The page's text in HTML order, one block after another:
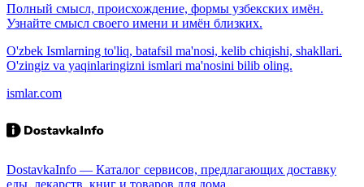
Полный смысл, происхождение, формы узбекских имён.
Узнайте смысл своего имени и имён близких.
O'zbek Ismlarning to'liq, batafsil ma'nosi, kelib chiqishi, shakllari.
O'zingiz va yaqinlaringizni ismlari ma'nosini bilib oling.
ismlar.com
DostavkaInfo — Каталог сервисов, предлагающих доставку
еды, лекарств, книг и товаров для дома.